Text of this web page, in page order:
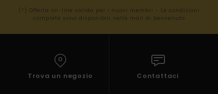
(*) Offerta on-line valida per i nuovi membri - Le condizioni
complete sono disponibili nella mail di benvenuto
Trova un negozio Contattaci